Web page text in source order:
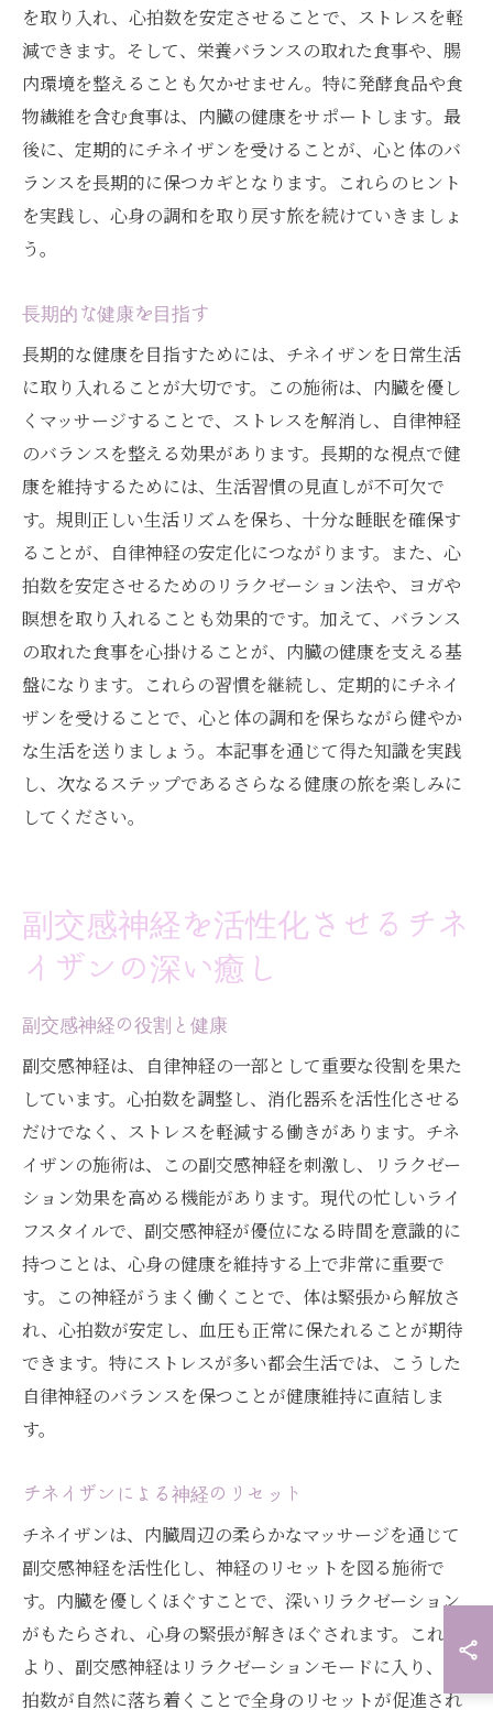
を取り入れ、心拍数を安定させることで、ストレスを軽
減できます。そして、栄養バランスの取れた食事や、腸
内環境を整えることも欠かせません。特に発酵食品や食
物繊維を含む食事は、内臓の健康をサポートします。最
後に、定期的にチネイザンを受けることが、心と体のバ
ランスを長期的に保つカギとなります。これらのヒント
を実践し、心身の調和を取り戻す旅を続けていきましょ
う。
長期的な健康を目指す
長期的な健康を目指すためには、チネイザンを日常生活
に取り入れることが大切です。この施術は、内臓を優し
くマッサージすることで、ストレスを解消し、自律神経
のバランスを整える効果があります。長期的な視点で健
康を維持するためには、生活習慣の見直しが不可欠で
す。規則正しい生活リズムを保ち、十分な睡眠を確保す
ることが、自律神経の安定化につながります。また、心
拍数を安定させるためのリラクゼーション法や、ヨガや
瞑想を取り入れることも効果的です。加えて、バランス
の取れた食事を心掛けることが、内臓の健康を支える基
盤になります。これらの習慣を継続し、定期的にチネイ
ザンを受けることで、心と体の調和を保ちながら健やか
な生活を送りましょう。本記事を通じて得た知識を実践
し、次なるステップであるさらなる健康の旅を楽しみに
してください。
副交感神経を活性化させるチネ
イザンの深い癒し
副交感神経の役割と健康
副交感神経は、自律神経の一部として重要な役割を果た
しています。心拍数を調整し、消化器系を活性化させる
だけでなく、ストレスを軽減する働きがあります。チネ
イザンの施術は、この副交感神経を刺激し、リラクゼー
ション効果を高める機能があります。現代の忙しいライ
フスタイルで、副交感神経が優位になる時間を意識的に
持つことは、心身の健康を維持する上で非常に重要で
す。この神経がうまく働くことで、体は緊張から解放さ
れ、心拍数が安定し、血圧も正常に保たれることが期待
できます。特にストレスが多い都会生活では、こうした
自律神経のバランスを保つことが健康維持に直結しま
す。
チネイザンによる神経のリセット
チネイザンは、内臓周辺の柔らかなマッサージを通じて
副交感神経を活性化し、神経のリセットを図る施術で
す。内臓を優しくほぐすことで、深いリラクゼーション
がもたらされ、心身の緊張が解きほぐされます。これに
より、副交感神経はリラクゼーションモードに入り、心
拍数が自然に落ち着くことで全身のリセットが促進され